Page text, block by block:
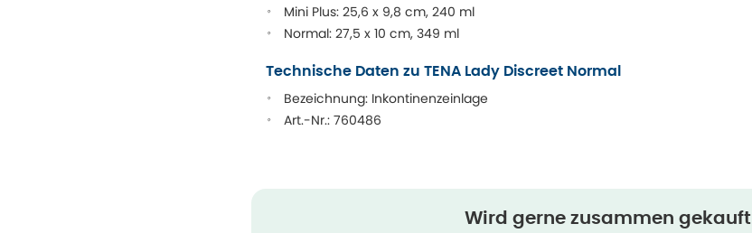
Mini Plus: 25,6 x 9,8 cm, 240 ml
Normal: 27,5 x 10 cm, 349 ml
Technische Daten zu TENA Lady Discreet Normal
Bezeichnung: Inkontinenzeinlage
Art.-Nr.: 760486
Wird gerne zusammen gekauft